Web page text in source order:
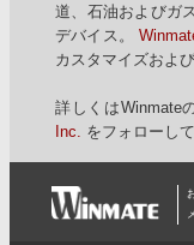
道、石油およびガ
デバイス。
カスタマイズおよ
詳しくはWinmate
Inc. をフォローし